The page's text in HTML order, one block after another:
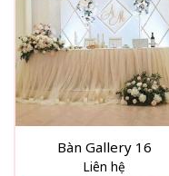
Bàn Gallery 16
Liên hệ